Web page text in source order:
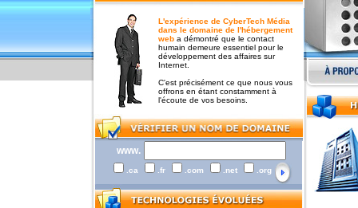
L'expérience de CyberTech Média
dans le domaine de l'hébergement
web a démontré que le contact
humain demeure essentiel pour le
développement des affaires sur
Internet.
C'est précisément ce que nous vous
offrons en étant constamment à
l'écoute de vos besoins.
www.
.ca .fr .com .net .org